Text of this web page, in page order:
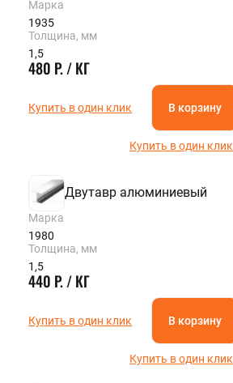
Марка
1935
Толщина, мм
1,5
480 Р. / КГ
Купить в один клик В корзину
Купить в один клик
Двутавр алюминиевый
Марка
1980
Толщина, мм
1,5
440 Р. / КГ
Купить в один клик В корзину
Купить в один клик